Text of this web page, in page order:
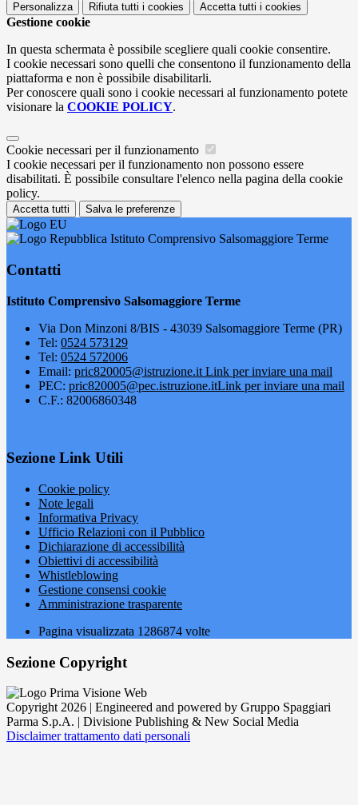
Personalizza Rifiuta tutti i cookies Accetta tutti i cookies
Gestione cookie
In questa schermata è possibile scegliere quali cookie consentire.
I cookie necessari sono quelli che consentono il funzionamento della
piattaforma e non è possibile disabilitarli.
Per conoscere quali sono i cookie necessari al funzionamento potete
visionare la COOKIE POLICY.
Cookie necessari per il funzionamento
I cookie necessari per il funzionamento non possono essere
disabilitati. È possibile consultare l'elenco nella pagina della cookie
policy.
Accetta tutti Salva le preferenze
Istituto Comprensivo Salsomaggiore Terme
Contatti
Istituto Comprensivo Salsomaggiore Terme
Via Don Minzoni 8/BIS - 43039 Salsomaggiore Terme (PR)
Tel: 0524 573129
Tel: 0524 572006
Email: pric820005@istruzione.it Link per inviare una mail
PEC: pric820005@pec.istruzione.itLink per inviare una mail
C.F.: 82006860348
Sezione Link Utili
Cookie policy
Note legali
Informativa Privacy
Ufficio Relazioni con il Pubblico
Dichiarazione di accessibilità
Obiettivi di accessibilità
Whistleblowing
Gestione consensi cookie
Amministrazione trasparente
Pagina visualizzata 1286874 volte
Sezione Copyright
Copyright 2026 | Engineered and powered by Gruppo Spaggiari
Parma S.p.A. | Divisione Publishing & New Social Media
Disclaimer trattamento dati personali